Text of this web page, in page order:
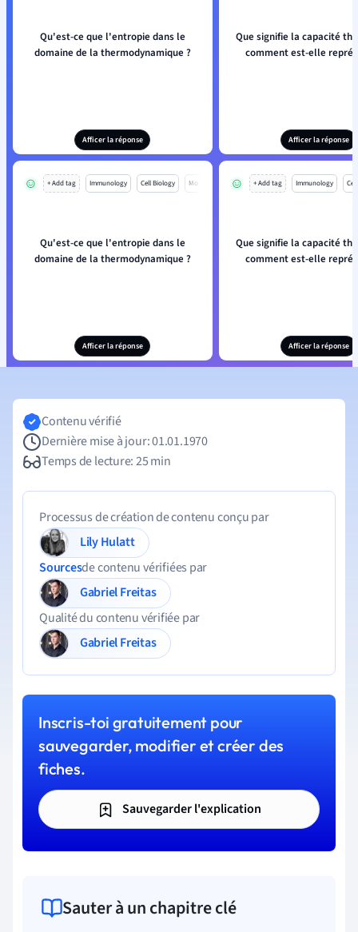
Qu'est-ce que l'entropie dans le
domaine de la thermodynamique ?
Afficer la réponse
Que signifie la capacité
comment est-elle
Afficer la réponse
+ Add tag Immunology Cell Biology Mo
Qu'est-ce que l'entropie dans le
domaine de la thermodynamique ?
Afficer la réponse
+ Add tag Immunology
Que signifie la capacité
comment est-elle
Afficer la réponse
Contenu vérifié
Dernière mise à jour: 01.01.1970
Temps de lecture: 25 min
Processus de création de contenu conçu par
Lily Hulatt
Sourcesde contenu vérifiées par
Gabriel Freitas
Qualité du contenu vérifiée par
Gabriel Freitas
Inscris-toi gratuitement pour
sauvegarder, modifier et créer des
fiches.
Sauvegarder l'explication
Sauter à un chapitre clé